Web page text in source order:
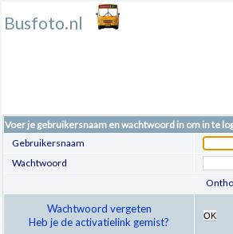
Busfoto.nl
Voer je gebruikersnaam en wachtwoord in om in te
Gebruikersnaam
Wachtwoord
Wachtwoord vergeten
Heb je de activatielink gemist?
OK